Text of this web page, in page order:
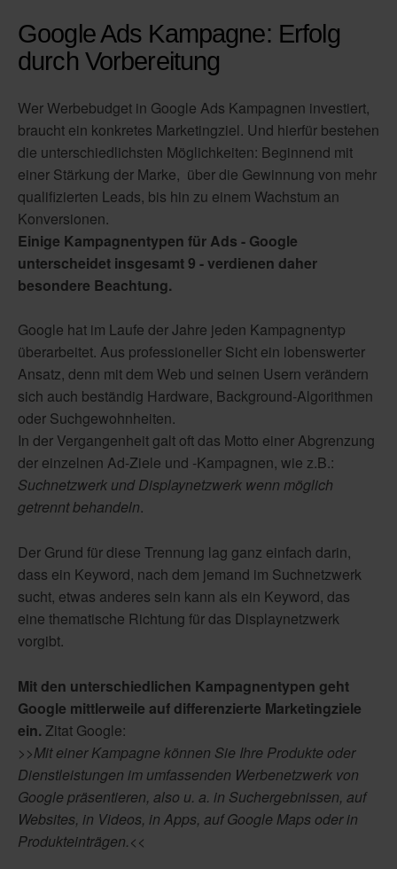
Google Ads Kampagne: Erfolg
durch Vorbereitung
Wer Werbebudget in Google Ads Kampagnen investiert,
braucht ein konkretes Marketingziel. Und hierfür bestehen
die unterschiedlichsten Möglichkeiten: Beginnend mit
einer Stärkung der Marke, über die Gewinnung von mehr
qualifizierten Leads, bis hin zu einem Wachstum an
Konversionen.
Einige Kampagnentypen für Ads - Google
unterscheidet insgesamt 9 - verdienen daher
besondere Beachtung.
Google hat im Laufe der Jahre jeden Kampagnentyp
überarbeitet. Aus professioneller Sicht ein lobenswerter
Ansatz, denn mit dem Web und seinen Usern verändern
sich auch beständig Hardware, Background-Algorithmen
oder Suchgewohnheiten.
In der Vergangenheit galt oft das Motto einer Abgrenzung
der einzelnen Ad-Ziele und -Kampagnen, wie z.B.:
Suchnetzwerk und Displaynetzwerk wenn möglich
getrennt behandeln.
Der Grund für diese Trennung lag ganz einfach darin,
dass ein Keyword, nach dem jemand im Suchnetzwerk
sucht, etwas anderes sein kann als ein Keyword, das
eine thematische Richtung für das Displaynetzwerk
vorgibt.
Mit den unterschiedlichen Kampagnentypen geht
Google mittlerweile auf differenzierte Marketingziele
ein. Zitat Google:
>>Mit einer Kampagne können Sie Ihre Produkte oder
Dienstleistungen im umfassenden Werbenetzwerk von
Google präsentieren, also u. a. in Suchergebnissen, auf
Websites, in Videos, in Apps, auf Google Maps oder in
Produkteinträgen.<<